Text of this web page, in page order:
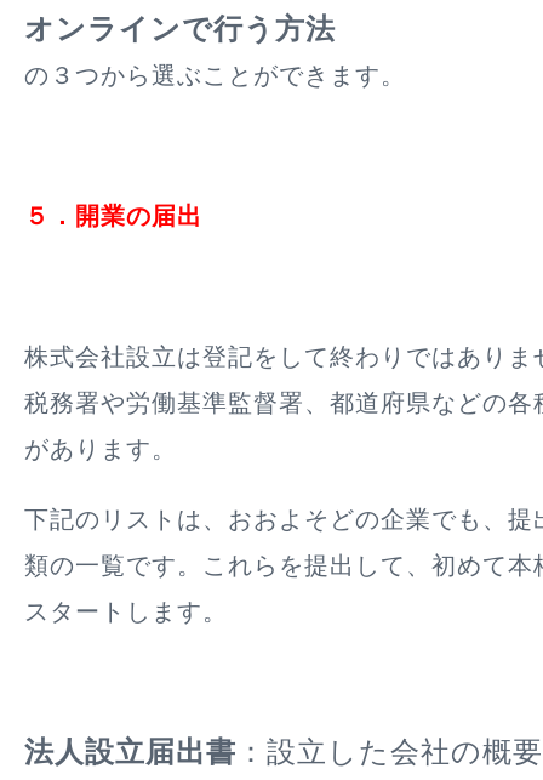
オンラインで行う方法
の３つから選ぶことができます。
５．開業の届出
株式会社設立は登記をして終わりではありま
税務署や労働基準監督署、都道府県などの各
があります。
下記のリストは、おおよそどの企業でも、提
類の一覧です。これらを提出して、初めて本
スタートします。
法人設立届出書 ：設立した会社の概